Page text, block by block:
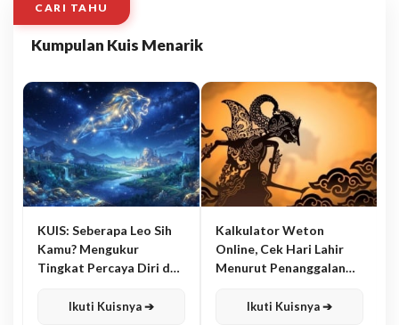
CARI TAHU
Kumpulan Kuis Menarik
KUIS: Seberapa Leo Sih
Kamu? Mengukur
Tingkat Percaya Diri dan
Ikuti Kuisnya ➔
Kalkulator Weton
Online, Cek Hari Lahir
Menurut Penanggalan
Ikuti Kuisnya ➔